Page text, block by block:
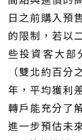
日之前購入預
的限制，若以
些投資客大部
（雙北約百
年，平均獲利
轉戶能充分了
進一步預估未